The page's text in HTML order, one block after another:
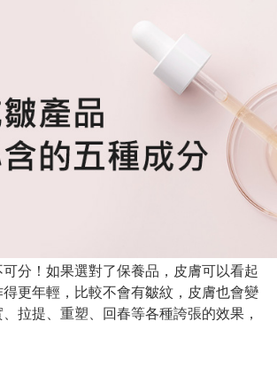
分！如果選對了保養品，皮膚可以看起
更年輕，比較不會有皺紋，皮膚也會變
拉提、重塑、回春等各種誇張的效果，